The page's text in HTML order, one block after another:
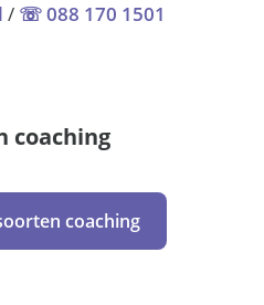
/ ☏ 088 170 1501
coaching
coaching